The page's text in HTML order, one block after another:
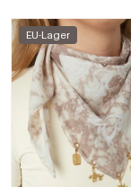
EU-Lager